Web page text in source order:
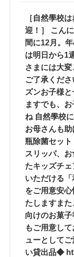
［自然學校
迎！］ こん
間に12月。
は明日から1
さまには大
ご了承くだ
ズン️お子様
ますでも、
ね 自然學校
お母さんも
瓶除菌セッ
スリッパ、
たキッズチ
いただける
をご用意安
たしますま
向けのお菓子
もご用意し
ューとして
い貸出品◆